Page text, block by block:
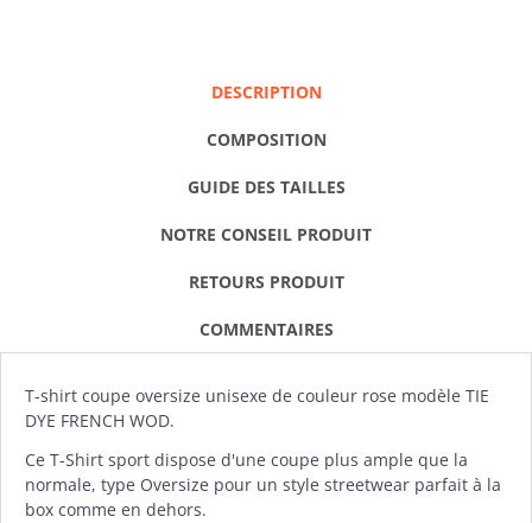
DESCRIPTION
COMPOSITION
GUIDE DES TAILLES
NOTRE CONSEIL PRODUIT
RETOURS PRODUIT
COMMENTAIRES
T-shirt coupe oversize unisexe de couleur rose modèle TIE
DYE FRENCH WOD.
Ce T-Shirt sport dispose d'une coupe plus ample que la
normale, type Oversize pour un style streetwear parfait à la
box comme en dehors.